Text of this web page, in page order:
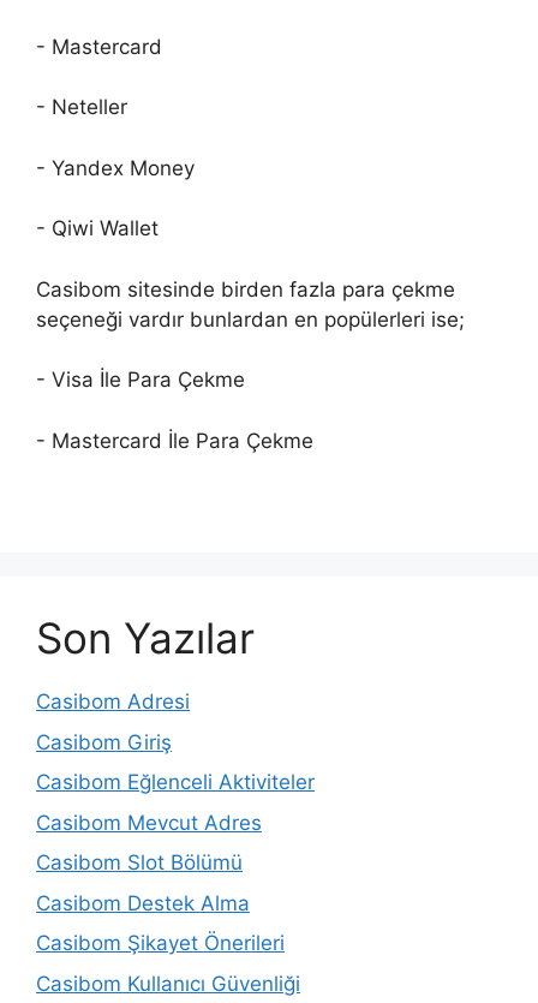
- Mastercard
- Neteller
- Yandex Money
- Qiwi Wallet
Casibom sitesinde birden fazla para çekme
seçeneği vardır bunlardan en popülerleri ise;
- Visa İle Para Çekme
- Mastercard İle Para Çekme
Son Yazılar
Casibom Adresi
Casibom Giriş
Casibom Eğlenceli Aktiviteler
Casibom Mevcut Adres
Casibom Slot Bölümü
Casibom Destek Alma
Casibom Şikayet Önerileri
Casibom Kullanıcı Güvenliği